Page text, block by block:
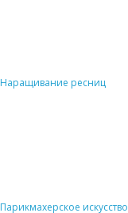
Наращивание ресниц
Парикмахерское искусство